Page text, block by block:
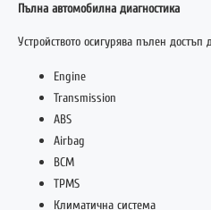
Пълна автомобилна диагностика
Устройството осигурява пълен
Engine
Transmission
ABS
Airbag
BCM
TPMS
Климатична система